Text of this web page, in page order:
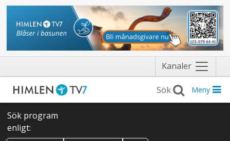
Kanaler Näytä
valikko
Meny
Sök program
enligt: